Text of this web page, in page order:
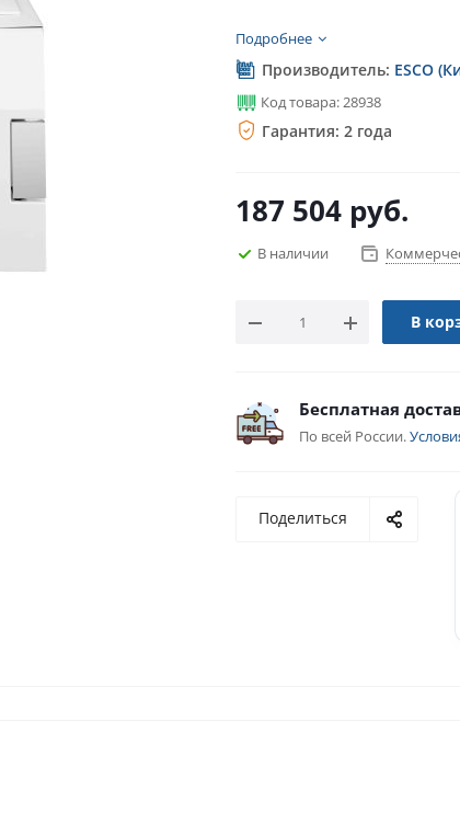
Подробнее
Производитель: ESCO
Код товара: 28938
Гарантия: 2 года
187 504 руб.
В наличии
В
Бесплатная
По всей России.
Поделиться